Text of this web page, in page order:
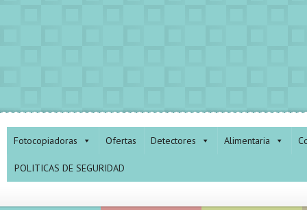
Fotocopiadoras Ofertas Detectores Alimentaria
POLITICAS DE SEGURIDAD